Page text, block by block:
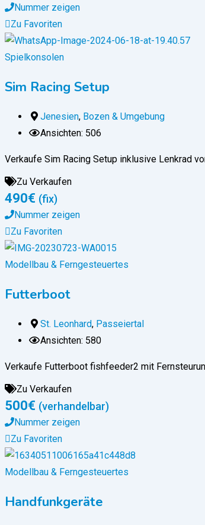
Nummer zeigen
Zu Favoriten
Spielkonsolen
Sim Racing Setup
Jenesien, Bozen & Umgebung
Ansichten: 506
Verkaufe Sim Racing Setup inklusive Lenkrad
Zu Verkaufen
490€ (fix)
Nummer zeigen
Zu Favoriten
Modellbau & Ferngesteuertes
Futterboot
St. Leonhard, Passeiertal
Ansichten: 580
Verkaufe Futterboot fishfeeder2 mit
Zu Verkaufen
500€ (verhandelbar)
Nummer zeigen
Zu Favoriten
Modellbau & Ferngesteuertes
Handfunkgeräte